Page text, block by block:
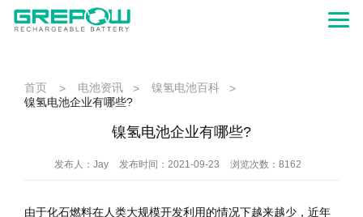
首页 > 电池资讯 > 镍氢电池百科
>
镍氢电池企业有哪些?
镍氢电池企业有哪些?
发布人：Jay 发布时间：2021-09-23 浏览次数：8162
由于化石燃料在人类大规模开发利用的情况下越来越少，近年